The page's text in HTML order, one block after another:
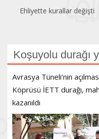
Ehliyette kurallar değişti
Koşuyolu durağı
Avrasya Tüneli’nin
Köprüsü İETT durağı,
kazanıldı